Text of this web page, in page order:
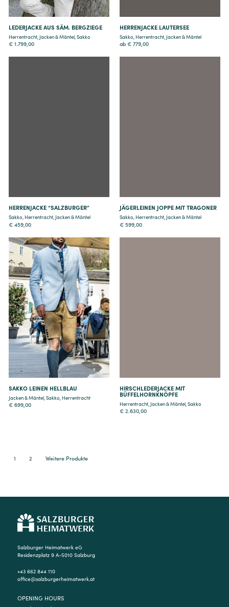
LEDERJACKE AUS SÄM. BERGZIEGE
Herrentracht, Jacken & Mäntel, Sakko
€1.799,00
HERRENJACKE LAUTERSEE
Sakko Herrentracht Jacken & Mäntel
ab € 779,00
HERRENJACKE “SALZBURGER”
Sakko, Herrentracht, Jacken & Mäntel
€459,00
JÄGERLEINEN JOPPE MIT TRAGONER
Sakko, Herrentracht, Jacken & Mäntel
€ 599,00
Details
SAKKO LEINEN HELLBLAU
Jacken & Mäntel, Sakko Herrentracht
€699,00
HIRSCHLEDERJACKE MIT
BÜFFELHORNKNÖPFE
Herrentracht Jacken & Mäntel Sakko
€ 2.630,00
1 2 Weitere Produkte
Salzburger Heimatwerk eG
Residenzplatz 9 A-5010 Salzburg
+43 662 844 110
office@salzburgerheimatwerk.at
OPENING HOURS